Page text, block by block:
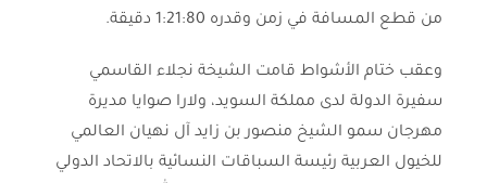
من قطع المسافة في زمن وقدره 1:21:80 دقيقة.
وعقب ختام الأشواط قامت الشيخة نجلاء القاسمي
سفيرة الدولة لدى مملكة السويد، ولارا صوايا مديرة
مهرجان سمو الشيخ منصور بن زايد آل نهيان العالمي
للخيول العربية رئيسة السباقات النسائية بالاتحاد الدولي